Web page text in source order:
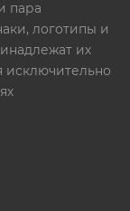
пара
логотипы и
их
исключительно